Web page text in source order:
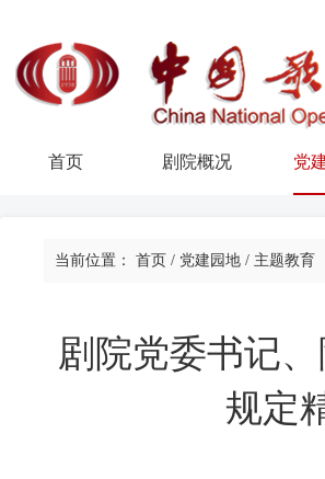
首页 剧院概况 党
当前位置： 首页 / 党建园地 / 主题教育
剧院党委书记
规定